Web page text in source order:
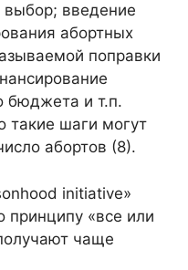
введение
абортных
поправки
бюджета и т.п.
такие шаги могут
абортов (8).
initiative»
принципу «все или
чаще